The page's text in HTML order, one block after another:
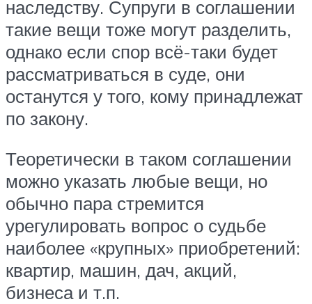
наследству. Супруги в соглашении
такие вещи тоже могут разделить,
однако если спор всё-таки будет
рассматриваться в суде, они
останутся у того, кому принадлежат
по закону.
Теоретически в таком соглашении
можно указать любые вещи, но
обычно пара стремится
урегулировать вопрос о судьбе
наиболее «крупных» приобретений:
квартир, машин, дач, акций,
бизнеса и т.п.